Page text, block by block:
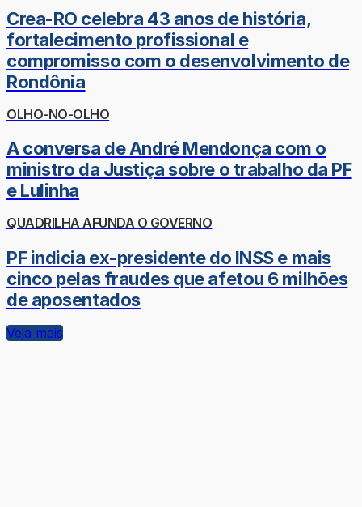
Crea-RO celebra 43 anos de história,
fortalecimento profissional e
compromisso com o desenvolvimento de
Rondônia
OLHO-NO-OLHO
A conversa de André Mendonça com o
ministro da Justiça sobre o trabalho da PF
e Lulinha
QUADRILHA AFUNDA O GOVERNO
PF indicia ex-presidente do INSS e mais
cinco pelas fraudes que afetou 6 milhões
de aposentados
Veja mais